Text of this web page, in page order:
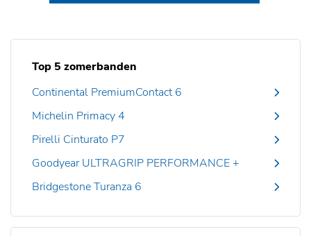
Top 5 zomerbanden
Continental PremiumContact 6
Michelin Primacy 4
Pirelli Cinturato P7
Goodyear ULTRAGRIP PERFORMANCE +
Bridgestone Turanza 6